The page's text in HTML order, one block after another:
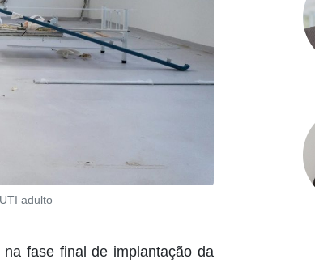
adulto
fase final de implantação da